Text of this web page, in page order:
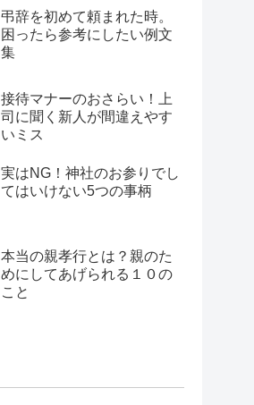
弔辞を初めて頼まれた時。
困ったら参考にしたい例文
集
接待マナーのおさらい！上
司に聞く新人が間違えやす
いミス
実はNG！神社のお参りでし
てはいけない5つの事柄
本当の親孝行とは？親のた
めにしてあげられる１０の
こと